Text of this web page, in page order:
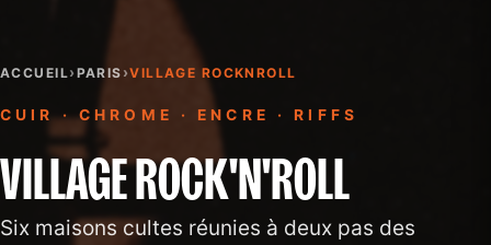
ACCUEIL› PARIS ›VILLAGE ROCKNROLL
CUIR · CHROME · ENCRE · RIFFS
VILLAGE ROCK'N'ROLL
Six maisons cultes réunies à deux pas des